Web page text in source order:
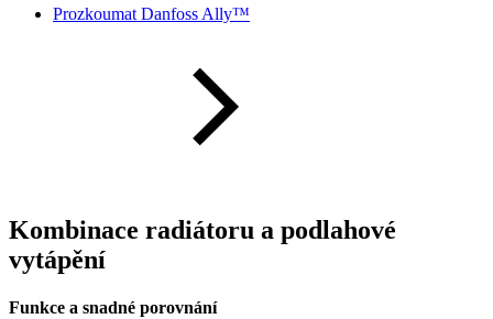
Prozkoumat Danfoss Ally™
Kombinace radiátoru a podlahové
vytápění
Funkce a snadné porovnání